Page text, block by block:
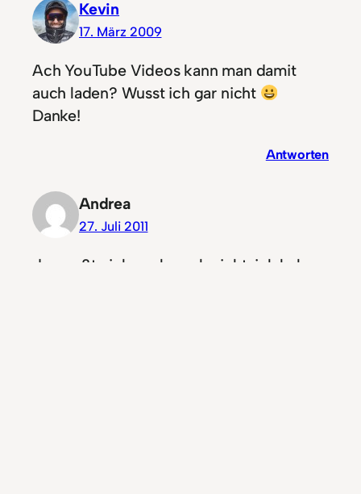
Kevin
17. März 2009
Ach YouTube Videos kann man damit
auch laden? Wusst ich gar nicht
Danke!
Antworten
Andrea
27. Juli 2011
das wußte ich auch noch nicht, ich hab